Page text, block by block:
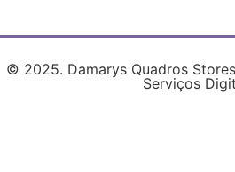
© 2025. Damarys Quadros
Serviços